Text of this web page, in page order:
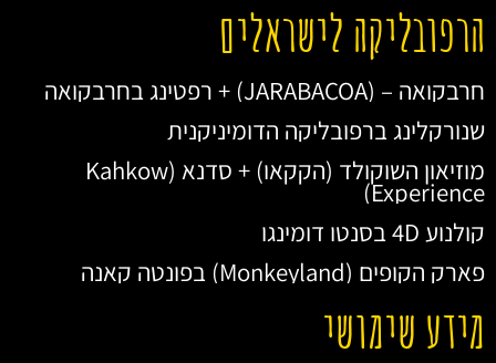
הרפובליקה לישראלים
חרבקואה – (JARABACOA) + רפטינג בחרבקואה
שנורקלינג ברפובליקה הדומיניקנית
מוזיאון השוקולד (הקקאו) + סדנא (Kahkow
Experience)
קולנוע 4D בסנטו דומינגו
פארק הקופים (Monkeyland) בפונטה קאנה
מידע שימושי